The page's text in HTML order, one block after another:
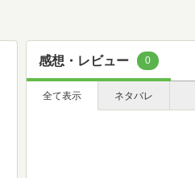
感想・レビュー 0
全て表示 ネタバレ